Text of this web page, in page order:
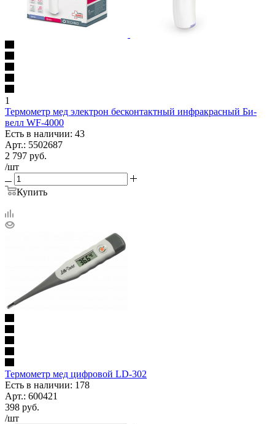
1
Термометр мед электрон бесконтактный инфракрасный Би-
велл WF-4000
Есть в наличии: 43
Арт.: 5502687
2 797 руб.
/шт
Купить
Термометр мед цифровой LD-302
Есть в наличии: 178
Арт.: 600421
398 руб.
/шт